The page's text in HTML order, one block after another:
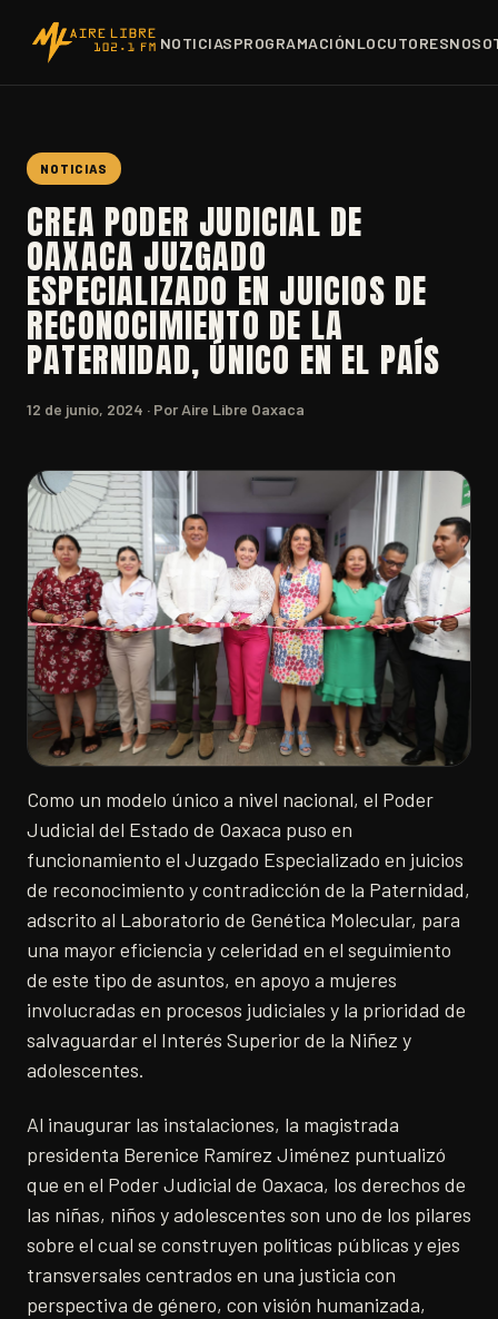
NOTICIASPROGRAMACIÓNLOCUTORES
NOTICIAS
CREA PODER JUDICIAL DE
OAXACA JUZGADO
ESPECIALIZADO EN JUICIOS DE
RECONOCIMIENTO DE LA
PATERNIDAD, ÚNICO EN EL PAÍS
12 de junio, 2024 · Por Aire Libre Oaxaca
Como un modelo único a nivel nacional, el Poder
Judicial del Estado de Oaxaca puso en
funcionamiento el Juzgado Especializado en juicios
de reconocimiento y contradicción de la Paternidad,
adscrito al Laboratorio de Genética Molecular, para
una mayor eficiencia y celeridad en el seguimiento
de este tipo de asuntos, en apoyo a mujeres
involucradas en procesos judiciales y la prioridad de
salvaguardar el Interés Superior de la Niñez y
adolescentes.
Al inaugurar las instalaciones, la magistrada
presidenta Berenice Ramírez Jiménez puntualizó
que en el Poder Judicial de Oaxaca, los derechos de
las niñas, niños y adolescentes son uno de los pilares
sobre el cual se construyen políticas públicas y ejes
transversales centrados en una justicia con
perspectiva de género, con visión humanizada,